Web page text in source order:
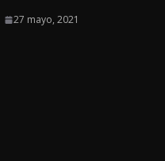
27 mayo, 2021